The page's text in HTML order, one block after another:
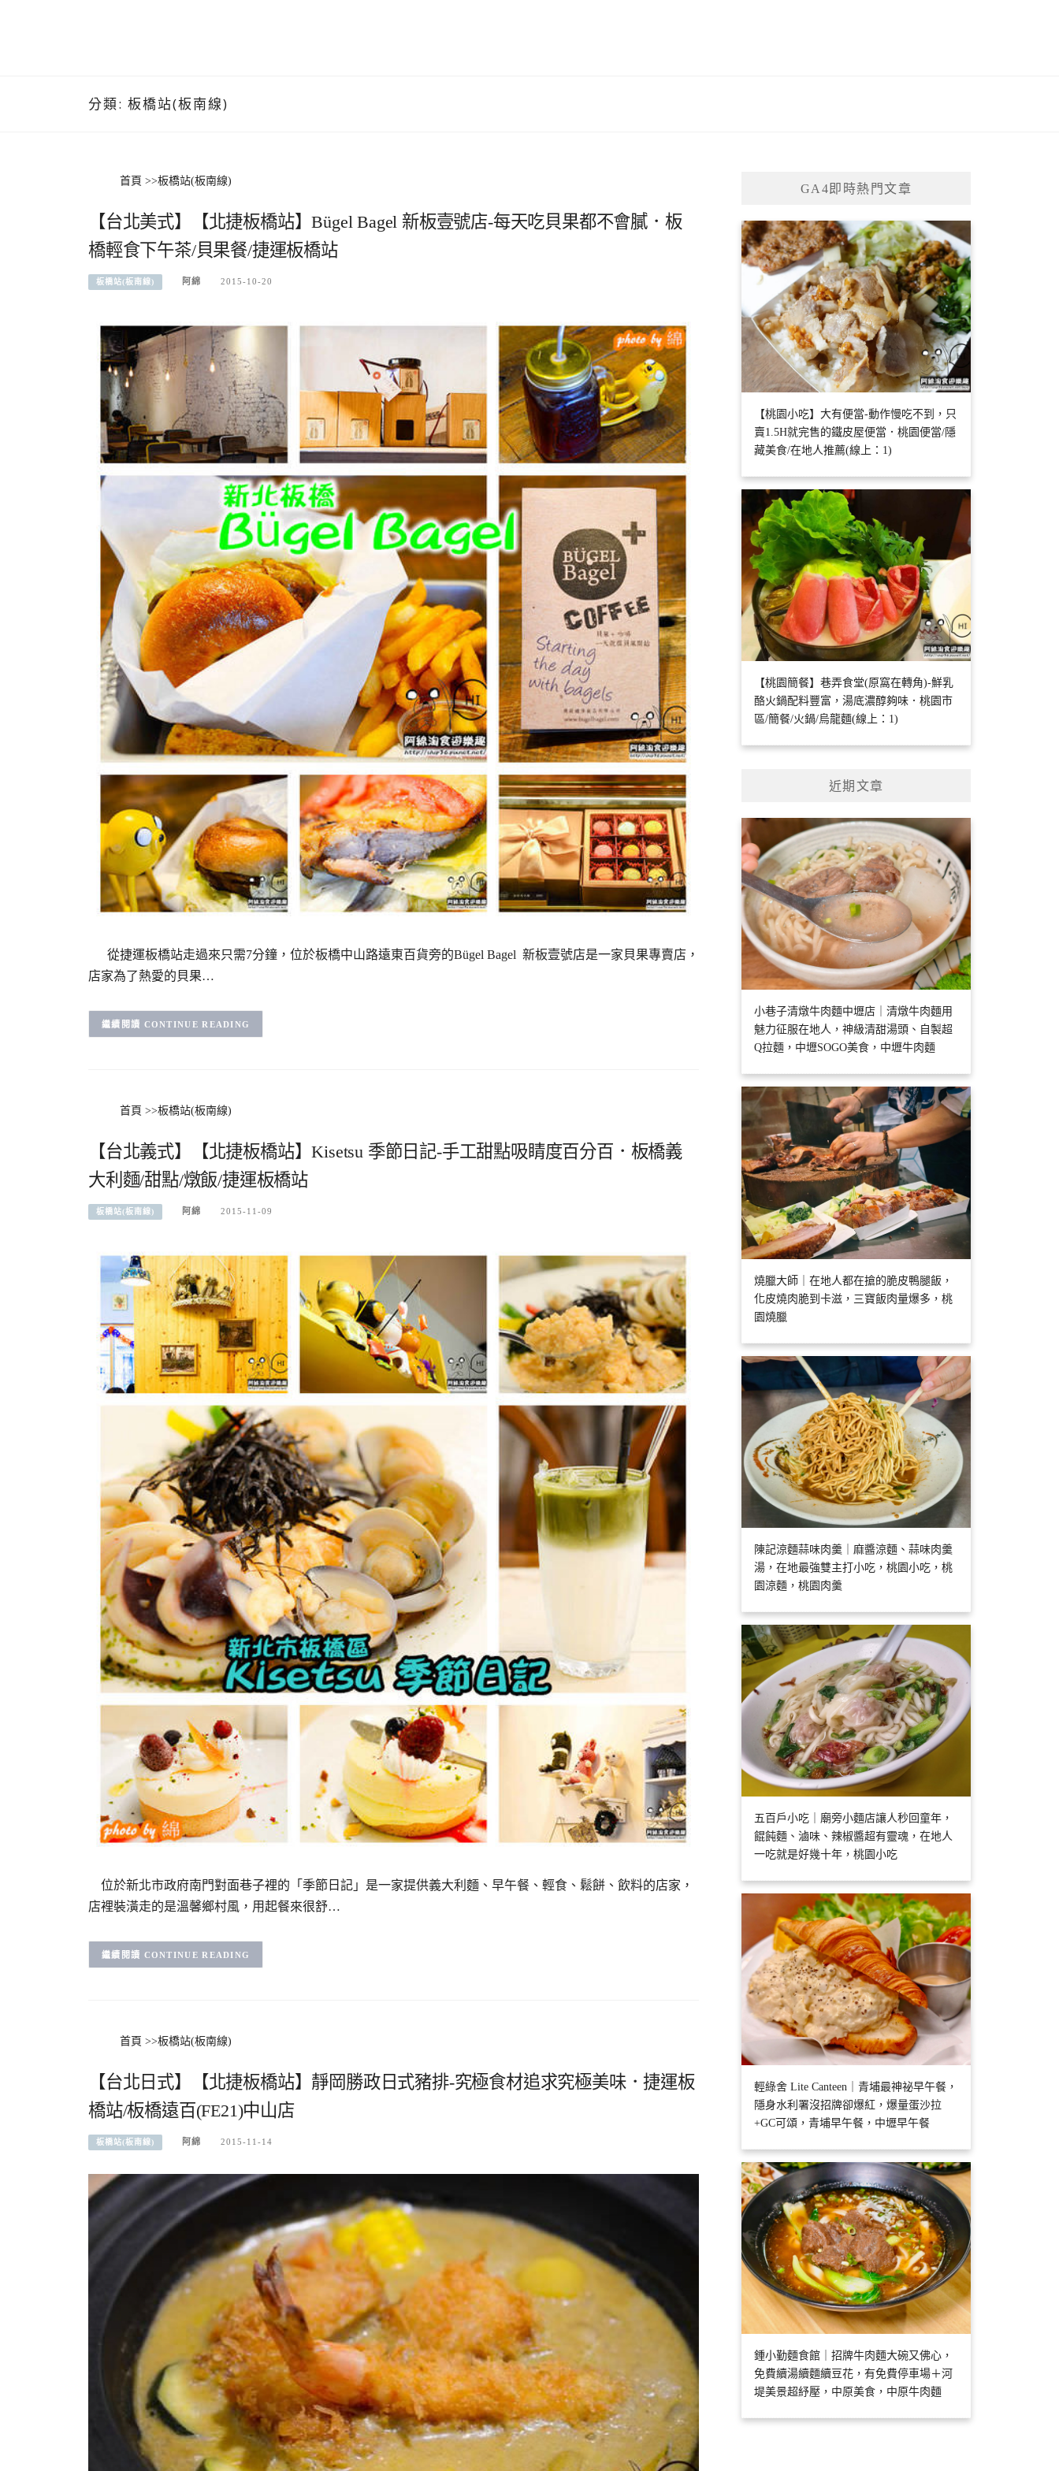
分類: 板橋站(板南線)
首頁 >>板橋站(板南線)
【台北美式】【北捷板橋站】Bügel Bagel 新板壹號店-每天吃貝果都不會膩．板
橋輕食下午茶/貝果餐/捷運板橋站
板橋站(板南線) 阿綿 2015-10-20
從捷運板橋站走過來只需7分鐘，位於板橋中山路遠東百貨旁的Bügel Bagel 新板壹號店是一家貝果專賣店，
店家為了熱愛的貝果…
CONTINUE READING
首頁 >>板橋站(板南線)
【台北義式】【北捷板橋站】Kisetsu 季節日記-手工甜點吸睛度百分百．板橋義
大利麵/甜點/燉飯/捷運板橋站
板橋站(板南線) 阿綿 2015-11-09
位於新北市政府南門對面巷子裡的「季節日記」是一家提供義大利麵、早午餐、輕食、鬆餅、飲料的店家，
店裡裝潢走的是溫馨鄉村風，用起餐來很舒…
CONTINUE READING
首頁 >>板橋站(板南線)
【台北日式】【北捷板橋站】靜岡勝政日式豬排-究極食材追求究極美味．捷運板
橋站/板橋遠百(FE21)中山店
板橋站(板南線) 阿綿 2015-11-14
GA4即時熱門文章
【桃園小吃】大有便當-動作慢吃不到，只
賣1.5H就完售的鐵皮屋便當．桃園便當/隱
藏美食/在地人推薦(線上：1)
【桃園簡餐】巷弄食堂(原窩在轉角)-鮮乳
酪火鍋配料豐富，湯底濃醇夠味．桃園市
區/簡餐/火鍋/烏龍麵(線上：1)
近期文章
小巷子清燉牛肉麵中壢店｜清燉牛肉麵用
魅力征服在地人，神級清甜湯頭、自製超
Q拉麵，中壢SOGO美食，中壢牛肉麵
燒臘大師｜在地人都在搶的脆皮鴨腿飯，
化皮燒肉脆到卡滋，三寶飯肉量爆多，桃
園燒臘
陳記涼麵蒜味肉羹｜麻醬涼麵、蒜味肉羹
湯，在地最強雙主打小吃，桃園小吃，桃
園涼麵，桃園肉羹
五百戶小吃｜廟旁小麵店讓人秒回童年，
餛飩麵、滷味、辣椒醬超有靈魂，在地人
一吃就是好幾十年，桃園小吃
輕綠舍 Lite Canteen｜青埔最神祕早午餐，
隱身水利署沒招牌卻爆紅，爆量蛋沙拉
+GC可頌，青埔早午餐，中壢早午餐
鍾小勤麵食館｜招牌牛肉麵大碗又佛心，
免費續湯續麵續豆花，有免費停車場＋河
堤美景超紓壓，中原美食，中原牛肉麵